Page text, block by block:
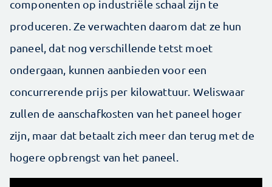
componenten op industriële schaal zijn te
produceren. Ze verwachten daarom dat ze hun
paneel, dat nog verschillende tetst moet
ondergaan, kunnen aanbieden voor een
concurrerende prijs per kilowattuur. Weliswaar
zullen de aanschafkosten van het paneel hoger
zijn, maar dat betaalt zich meer dan terug met de
hogere opbrengst van het paneel.